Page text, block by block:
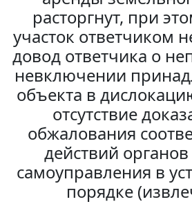
расторгнут, при
участок ответчиком
довод ответчика о
невключении
объекта в
отсутствие
обжалования
действий
самоуправления в
порядке